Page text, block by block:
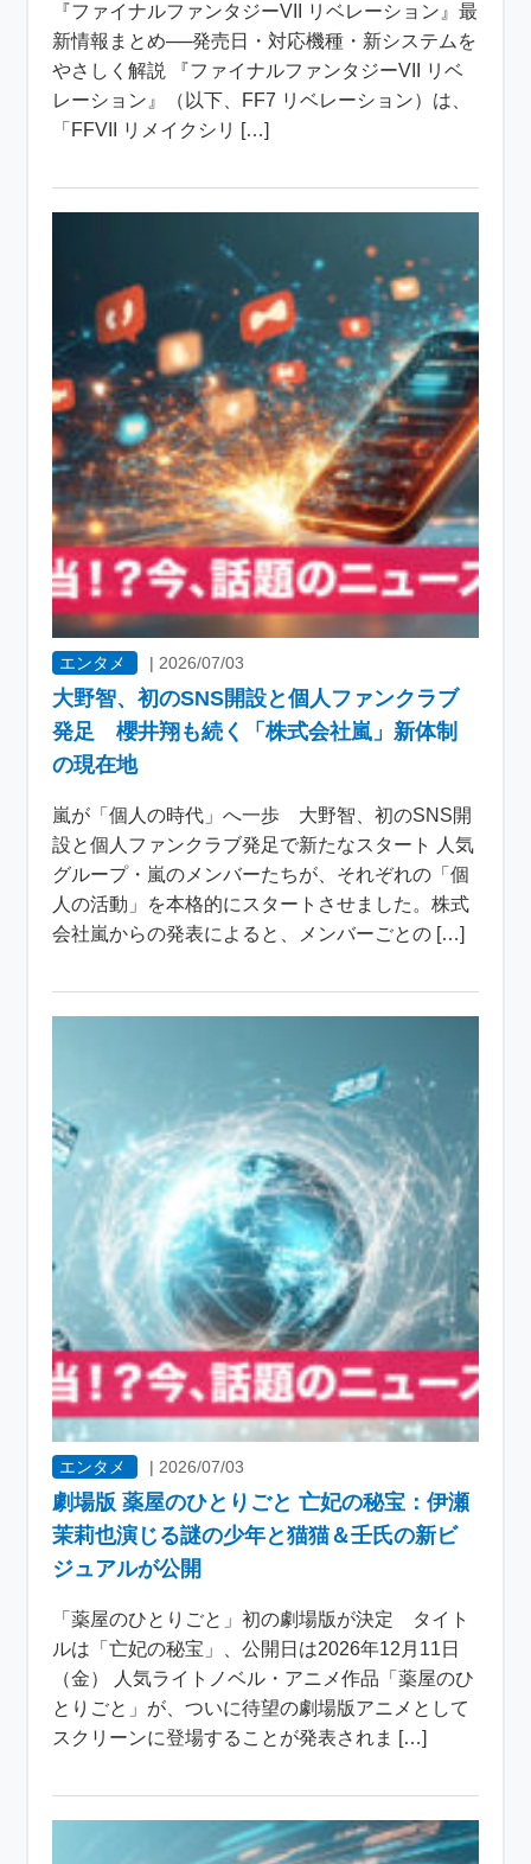
『ファイナルファンタジーVII リベレーション』最
新情報まとめ──発売日・対応機種・新システムを
やさしく解説 『ファイナルファンタジーVII リベ
レーション』（以下、FF7 リベレーション）は、
「FFVII リメイクシリ […]
エンタメ | 2026/07/03
大野智、初のSNS開設と個人ファンクラブ
発足 櫻井翔も続く「株式会社嵐」新体制
の現在地
嵐が「個人の時代」へ一歩 大野智、初のSNS開
設と個人ファンクラブ発足で新たなスタート 人気
グループ・嵐のメンバーたちが、それぞれの「個
人の活動」を本格的にスタートさせました。株式
会社嵐からの発表によると、メンバーごとの […]
エンタメ |2026/07/03
劇場版 薬屋のひとりごと 亡妃の秘宝：伊瀬
茉莉也演じる謎の少年と猫猫＆壬氏の新ビ
ジュアルが公開
「薬屋のひとりごと」初の劇場版が決定 タイト
ルは「亡妃の秘宝」、公開日は2026年12月11日
（金） 人気ライトノベル・アニメ作品「薬屋のひ
とりごと」が、ついに待望の劇場版アニメとして
スクリーンに登場することが発表されま […]